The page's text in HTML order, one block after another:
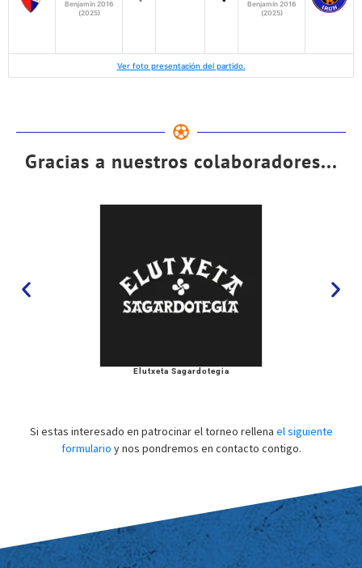
Benjamín 2016
(2025)
Benjamín 2016
(2025)
Ver foto presentación del partido.
Gracias a nuestros colaboradores...
Elutxeta Sagardotegia
Si estas interesado en patrocinar el torneo rellena el siguiente
formulario y nos pondremos en contacto contigo.